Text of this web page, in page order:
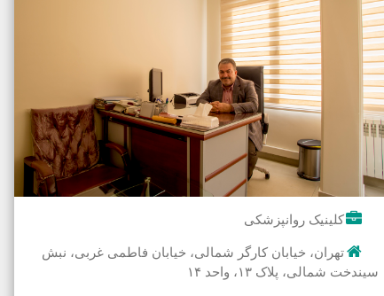
کلینیک روانپزشکی
تهران، خیابان کارگر شمالی، خیابان فاطمی غربی، نبش
سیندخت شمالی، پلاک ۱۳، واحد ۱۴